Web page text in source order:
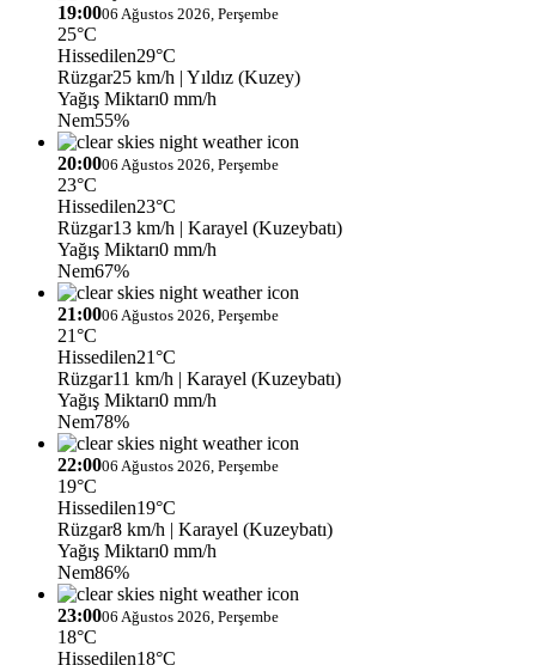
19:0006 Ağustos 2026, Perşembe
25°C
Hissedilen29°C
Rüzgar25 km/h | Yıldız (Kuzey)
Yağış Miktarı0 mm/h
Nem55%
20:0006 Ağustos 2026, Perşembe
23°C
Hissedilen23°C
Rüzgar13 km/h | Karayel (Kuzeybatı)
Yağış Miktarı0 mm/h
Nem67%
21:0006 Ağustos 2026, Perşembe
21°C
Hissedilen21°C
Rüzgar11 km/h | Karayel (Kuzeybatı)
Yağış Miktarı0 mm/h
Nem78%
22:0006 Ağustos 2026, Perşembe
19°C
Hissedilen19°C
Rüzgar8 km/h | Karayel (Kuzeybatı)
Yağış Miktarı0 mm/h
Nem86%
23:0006 Ağustos 2026, Perşembe
18°C
Hissedilen18°C